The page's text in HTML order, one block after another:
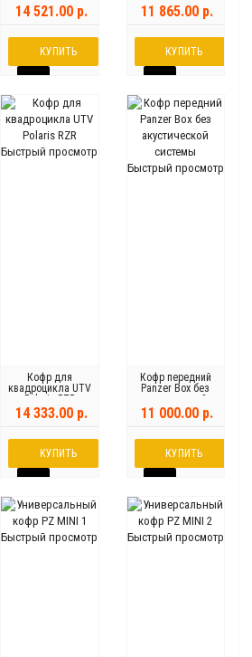
14 521.00 р.
КУПИТЬ
11 865.00 р.
КУПИТЬ
Быстрый просмотр
Кофр для
квадроцикла UTV
Polaris RZR
14 333.00 р.
КУПИТЬ
Быстрый просмотр
Кофр передний
Panzer Box без
акустической
системы
11 000.00 р.
КУПИТЬ
Быстрый просмотр Быстрый просмотр